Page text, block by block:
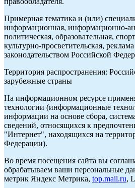
Примерная тематика и (или)
информационная, информационно-
политическая, образовательная,
культурно-просветительская,
законодательством Российской
Территория распространения:
зарубежные страны
На информационном ресурсе
технологии (информационные
информации на основе сбора,
сведений, относящихся к
"Интернет", находящихся на
Федерации).
Во время посещения сайта вы
обрабатываем ваши персональные
метрик Яндекс Метрика, top.mail.ru,